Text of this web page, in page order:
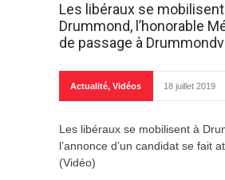
Les libéraux se
Drummond, l’honorable
de passage à
Actualité, Vidéos 18 juillet 2019
Les libéraux se mobilisent à
l’annonce d’un candidat se fait
(Vidéo)